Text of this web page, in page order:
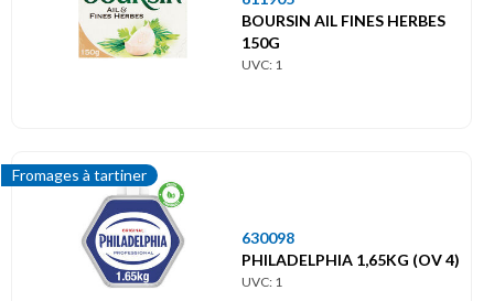
BOURSIN AIL FINES HERBES
150G
UVC: 1
Fromages à tartiner
630098
PHILADELPHIA 1,65KG (OV 4)
UVC: 1